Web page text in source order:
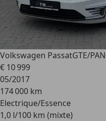
Volkswagen PassatGTE/
€ 10 999
05/2017
174 000 km
Electrique/Essence
1,0 l/100 km (mixte)